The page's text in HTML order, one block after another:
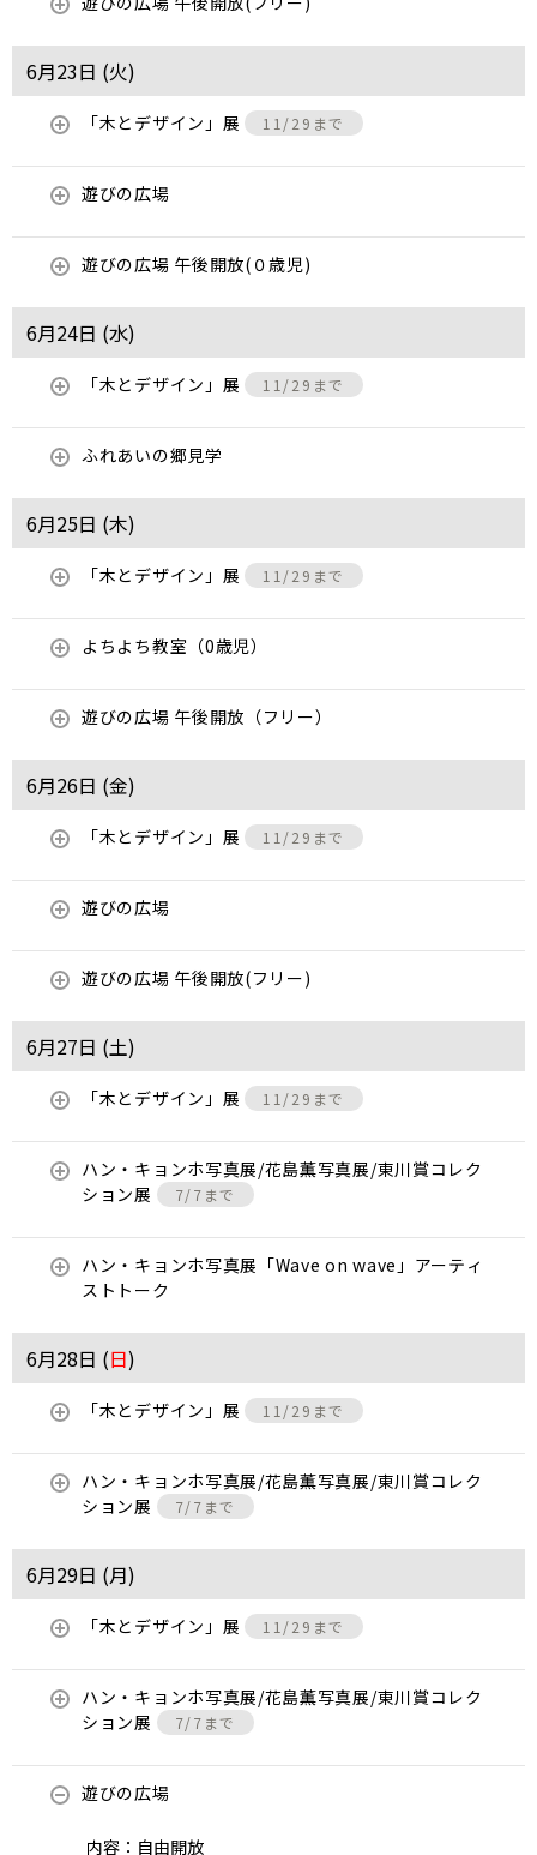
6月23日 (火)
「木とデザイン」展 11/29まで
遊びの広場
遊びの広場 午後開放(０歳児)
6月24日 (水)
「木とデザイン」展 11/29まで
ふれあいの郷見学
6月25日 (木)
「木とデザイン」展 11/29まで
よちよち教室（0歳児）
遊びの広場 午後開放（フリー）
6月26日 (金)
「木とデザイン」展 11/29まで
遊びの広場
遊びの広場 午後開放(フリー)
6月27日 (土)
「木とデザイン」展 11/29まで
ハン・キョンホ写真展/花島薫写真展/東川賞コレク
ション展
7/7まで
ハン・キョンホ写真展「Wave on wave」アーティ
ストトーク
6月28日 (日)
「木とデザイン」展 11/29まで
ハン・キョンホ写真展/花島薫写真展/東川賞コレク
ション展
7/7まで
6月29日 (月)
「木とデザイン」展 11/29まで
ハン・キョンホ写真展/花島薫写真展/東川賞コレク
ション展
7/7まで
遊びの広場
内容：自由開放